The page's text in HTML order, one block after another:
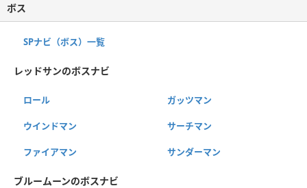
ボス
SPナビ（ボス）一覧
レッドサンのボスナビ
ロール ガッツマン
ウインドマン サーチマン
ファイアマン サンダーマン
ブルームーンのボスナビ